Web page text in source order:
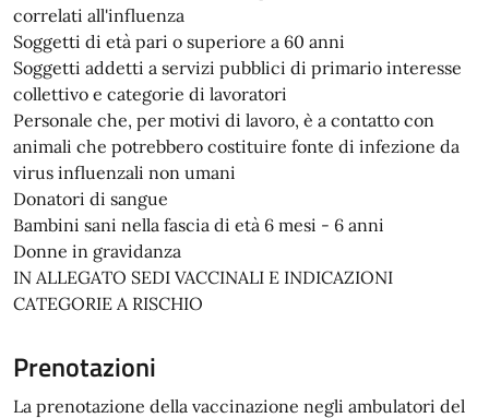
correlati all'influenza
Soggetti di età pari o superiore a 60 anni
Soggetti addetti a servizi pubblici di primario interesse
collettivo e categorie di lavoratori
Personale che, per motivi di lavoro, è a contatto con
animali che potrebbero costituire fonte di infezione da
virus influenzali non umani
Donatori di sangue
Bambini sani nella fascia di età 6 mesi - 6 anni
Donne in gravidanza
IN ALLEGATO SEDI VACCINALI E INDICAZIONI
CATEGORIE A RISCHIO
Prenotazioni
La prenotazione della vaccinazione negli ambulatori del